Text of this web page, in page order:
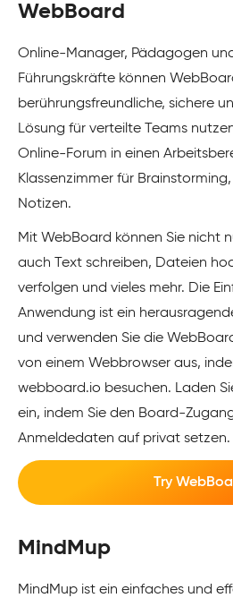
WebBoard
Online-Manager, Pädagogen
Führungskräfte können
berührungsfreundliche, sichere
Lösung für verteilte Teams
Online-Forum in einen
Klassenzimmer für
Notizen.
Mit WebBoard können Sie nicht
auch Text schreiben, Dateien
verfolgen und vieles mehr. Die
Anwendung ist ein
und verwenden Sie die
von einem Webbrowser aus,
webboard.io besuchen. Laden
ein, indem Sie den Board-
Anmeldedaten auf privat setzen.
Try
MindMup
MindMup ist ein einfaches und